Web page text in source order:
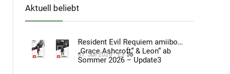
Aktuell beliebt
Resident Evil Requiem amiibo
„Grace Ashcroft“ & Leon“ ab
Sommer 2026 – Update3
31. Juli 2026 56